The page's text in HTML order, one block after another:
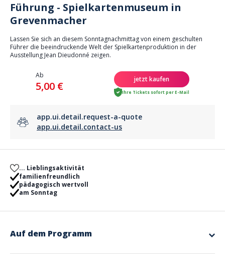
Führung - Spielkartenmuseum in
Grevenmacher
Lassen Sie sich an diesem Sonntagnachmittag von einem geschulten
Führer die beeindruckende Welt der Spielkartenproduktion in der
Ausstellung Jean Dieudonné zeigen.
Ab
5,00 €
jetzt kaufen
Ihre Tickets sofort per E-Mail
app.ui.detail.request-a-quote
app.ui.detail.contact-us
... Lieblingsaktivität
familienfreundlich
pädagogisch wertvoll
am Sonntag
Auf dem Programm